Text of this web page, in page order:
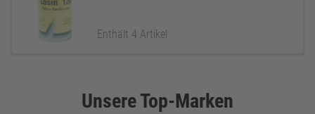
Enthält 4 Artikel
Unsere Top-Marken